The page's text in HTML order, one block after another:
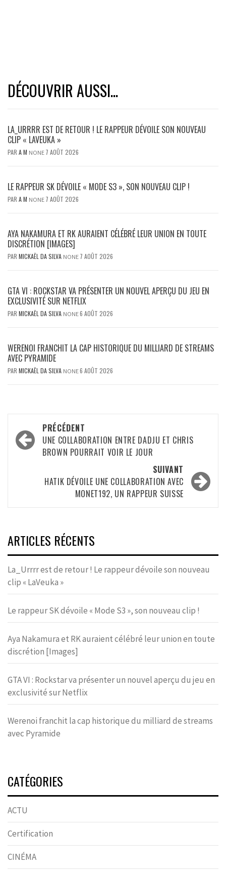
DÉCOUVRIR AUSSI...
LA_URRRR EST DE RETOUR ! LE RAPPEUR DÉVOILE SON NOUVEAU
CLIP « LAVEUKA »
PAR A M NONE 7 AOÛT 2026
LE RAPPEUR SK DÉVOILE « MODE S3 », SON NOUVEAU CLIP !
PAR A M NONE 7 AOÛT 2026
AYA NAKAMURA ET RK AURAIENT CÉLÉBRÉ LEUR UNION EN TOUTE
DISCRÉTION [IMAGES]
PAR MICKAËL DA SILVA NONE 7 AOÛT 2026
GTA VI : ROCKSTAR VA PRÉSENTER UN NOUVEL APERÇU DU JEU EN
EXCLUSIVITÉ SUR NETFLIX
PAR MICKAËL DA SILVA NONE6 AOÛT 2026
WERENOI FRANCHIT LA CAP HISTORIQUE DU MILLIARD DE STREAMS
AVEC PYRAMIDE
PAR MICKAËL DA SILVA NONE6 AOÛT 2026
Navigation
d’article
PRÉCÉDENT
UNE COLLABORATION ENTRE DADJU ET CHRIS
BROWN POURRAIT VOIR LE JOUR
SUIVANT
HATIK DÉVOILE UNE COLLABORATION AVEC
MONET192, UN RAPPEUR SUISSE
ARTICLES RÉCENTS
La_Urrrr est de retour ! Le rappeur dévoile son nouveau
clip « LaVeuka »
Le rappeur SK dévoile « Mode S3 », son nouveau clip !
Aya Nakamura et RK auraient célébré leur union en toute
discrétion [Images]
GTA VI : Rockstar va présenter un nouvel aperçu du jeu en
exclusivité sur Netflix
Werenoi franchit la cap historique du milliard de streams
avec Pyramide
CATÉGORIES
ACTU
Certification
CINÉMA